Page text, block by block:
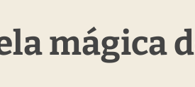
mágica